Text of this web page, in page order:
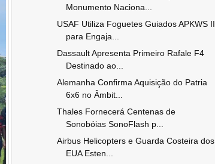
Monumento Naciona...
USAF Utiliza Foguetes Guiados APKWS II
para Engaja...
Dassault Apresenta Primeiro Rafale F4
Destinado ao...
Alemanha Confirma Aquisição do Patria
6x6 no Âmbit...
Thales Fornecerá Centenas de
Sonobóias SonoFlash p...
Airbus Helicopters e Guarda Costeira dos
EUA Esten...